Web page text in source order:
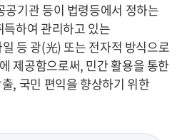
기관 등이 법령등에서 정하는
하여 관리하고 있는
등 광(光) 또는 전자적 방식으로
제공함으로써, 민간 활용을 통한
, 국민 편익을 향상하기 위한